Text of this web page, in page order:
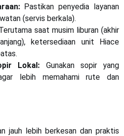
Pastikan penyedia layanan
(servis berkala).
saat musim liburan (akhir
ketersediaan unit Hiace
Lokal: Gunakan sopir yang
lebih memahami rute dan
jauh lebih berkesan dan praktis